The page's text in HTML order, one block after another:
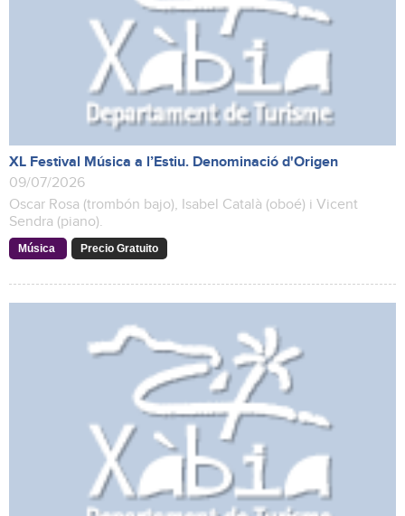
XL Festival Música a l’Estiu. Denominació d'Origen
09/07/2026
Oscar Rosa (trombón bajo), Isabel Català (oboé) i Vicent
Sendra (piano).
Música Precio Gratuito